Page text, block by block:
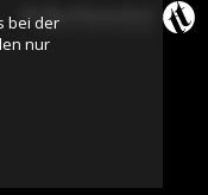
bei der
nur